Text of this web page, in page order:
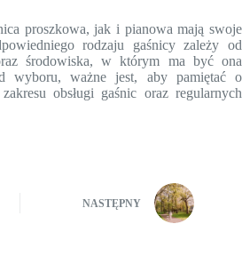
proszkowa, jak i pianowa mają swoje
rodzaju gaśnicy zależy od
środowiska, w którym ma być ona
wyboru, ważne jest, aby pamiętać o
obsługi gaśnic oraz regularnych
NASTĘPNY